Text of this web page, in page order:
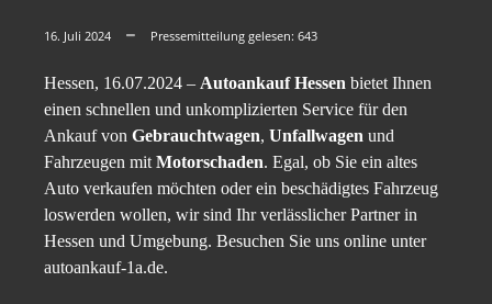
16. Juli 2024 Pressemitteilung gelesen: 643
Hessen, 16.07.2024 – Autoankauf Hessen bietet Ihnen
einen schnellen und unkomplizierten Service für den
Ankauf von Gebrauchtwagen, Unfallwagen und
Fahrzeugen mit Motorschaden. Egal, ob Sie ein altes
Auto verkaufen möchten oder ein beschädigtes Fahrzeug
loswerden wollen, wir sind Ihr verlässlicher Partner in
Hessen und Umgebung. Besuchen Sie uns online unter
autoankauf-1a.de.